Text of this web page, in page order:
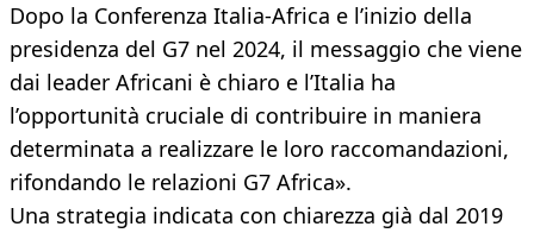
Dopo la Conferenza Italia-Africa e l’inizio della
presidenza del G7 nel 2024, il messaggio che viene
dai leader Africani è chiaro e l’Italia ha
l’opportunità cruciale di contribuire in maniera
determinata a realizzare le loro raccomandazioni,
rifondando le relazioni G7 Africa».
Una strategia indicata con chiarezza già dal 2019